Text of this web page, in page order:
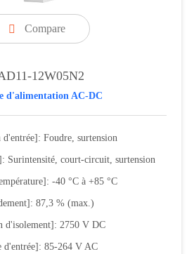
 Compare
12W05N2
d'alimentation AC-DC
d'entrée]: Foudre, surtension
Surintensité, court-circuit, surtension
-40 °C à +85 °C
87,3 % (max.)
d'isolement]: 2750 V DC
d'entrée]: 85-264 V AC